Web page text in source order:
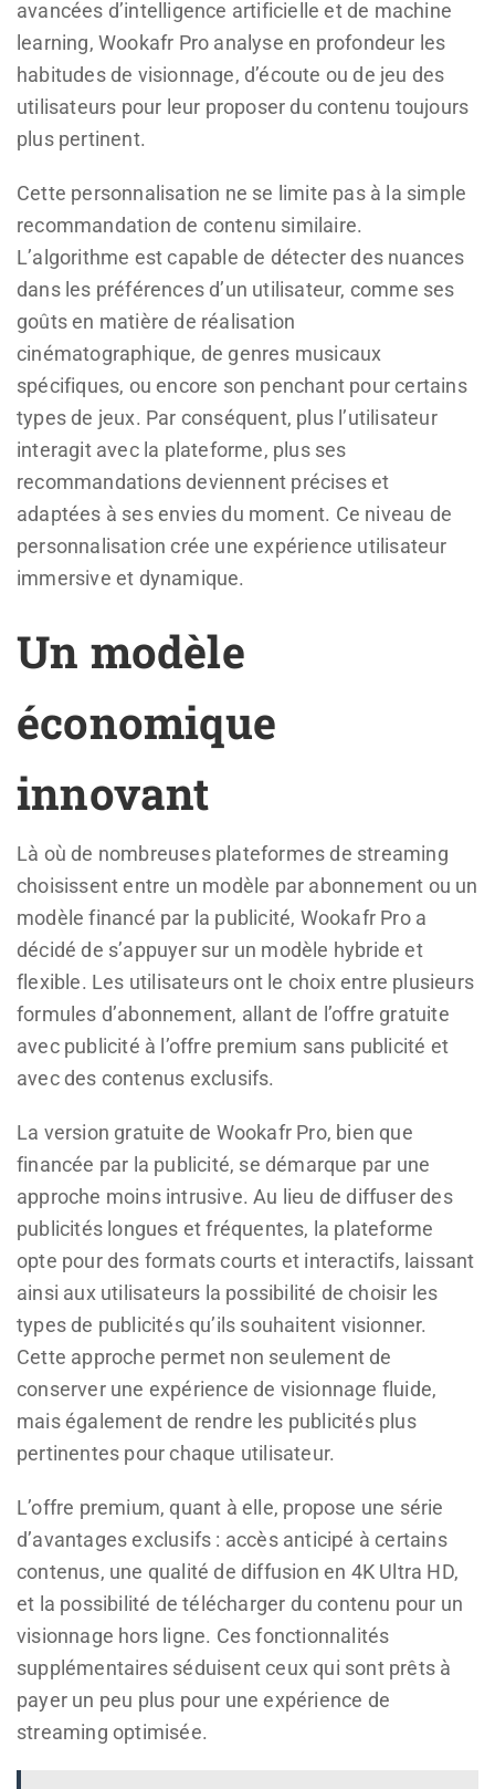
avancées d’intelligence artificielle et de machine
learning, Wookafr Pro analyse en profondeur les
habitudes de visionnage, d’écoute ou de jeu des
utilisateurs pour leur proposer du contenu toujours
plus pertinent.
Cette personnalisation ne se limite pas à la simple
recommandation de contenu similaire.
L’algorithme est capable de détecter des nuances
dans les préférences d’un utilisateur, comme ses
goûts en matière de réalisation
cinématographique, de genres musicaux
spécifiques, ou encore son penchant pour certains
types de jeux. Par conséquent, plus l’utilisateur
interagit avec la plateforme, plus ses
recommandations deviennent précises et
adaptées à ses envies du moment. Ce niveau de
personnalisation crée une expérience utilisateur
immersive et dynamique.
Un modèle
économique
innovant
Là où de nombreuses plateformes de streaming
choisissent entre un modèle par abonnement ou un
modèle financé par la publicité, Wookafr Pro a
décidé de s’appuyer sur un modèle hybride et
flexible. Les utilisateurs ont le choix entre plusieurs
formules d’abonnement, allant de l’offre gratuite
avec publicité à l’offre premium sans publicité et
avec des contenus exclusifs.
La version gratuite de Wookafr Pro, bien que
financée par la publicité, se démarque par une
approche moins intrusive. Au lieu de diffuser des
publicités longues et fréquentes, la plateforme
opte pour des formats courts et interactifs, laissant
ainsi aux utilisateurs la possibilité de choisir les
types de publicités qu’ils souhaitent visionner.
Cette approche permet non seulement de
conserver une expérience de visionnage fluide,
mais également de rendre les publicités plus
pertinentes pour chaque utilisateur.
L’offre premium, quant à elle, propose une série
d’avantages exclusifs : accès anticipé à certains
contenus, une qualité de diffusion en 4K Ultra HD,
et la possibilité de télécharger du contenu pour un
visionnage hors ligne. Ces fonctionnalités
supplémentaires séduisent ceux qui sont prêts à
payer un peu plus pour une expérience de
streaming optimisée.